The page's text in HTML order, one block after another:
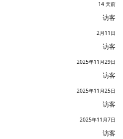
14 天前
访客
2月11日
访客
2025年11月29日
访客
2025年11月25日
访客
2025年11月7日
访客